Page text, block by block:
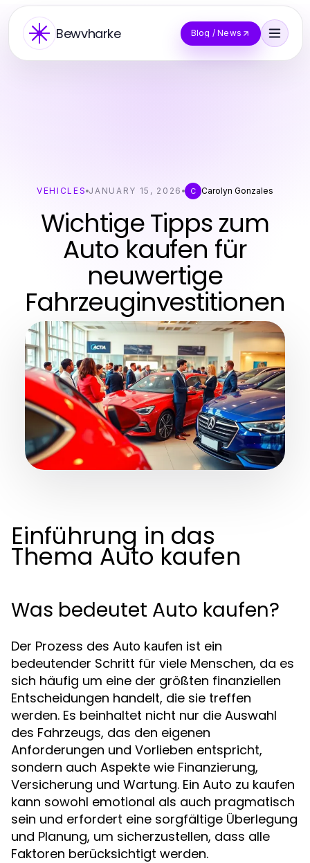
Bewvharke Blog / News
VEHICLES JANUARY 15, 2026 C Carolyn Gonzales
Wichtige Tipps zum
Auto kaufen für
neuwertige
Fahrzeuginvestitionen
Einführung in das
Thema Auto kaufen
Was bedeutet Auto kaufen?
Der Prozess des Auto kaufen ist ein
bedeutender Schritt für viele Menschen, da es
sich häufig um eine der größten finanziellen
Entscheidungen handelt, die sie treffen
werden. Es beinhaltet nicht nur die Auswahl
des Fahrzeugs, das den eigenen
Anforderungen und Vorlieben entspricht,
sondern auch Aspekte wie Finanzierung,
Versicherung und Wartung. Ein Auto zu kaufen
kann sowohl emotional als auch pragmatisch
sein und erfordert eine sorgfältige Überlegung
und Planung, um sicherzustellen, dass alle
Faktoren berücksichtigt werden.